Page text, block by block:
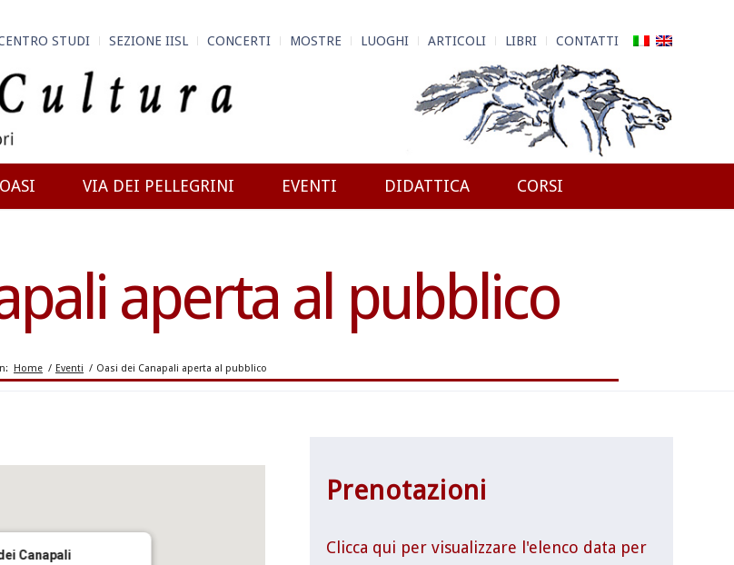
STUDI SEZIONE IISL CONCERTI MOSTRE LUOGHI ARTICOLI LIBRI CONTATTI
OASI VIA DEI PELLEGRINI EVENTI DIDATTICA CORSI
aperta al pubblico
Home / Eventi / Oasi dei Canapali aperta al pubblico
Canapali
Prenotazioni
Clicca qui per visualizzare l'elenco data per